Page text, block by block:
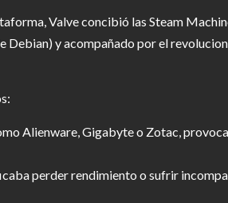
Valve concibió las Steam
Debian) y acompañado por el
Alienware, Gigabyte o Zotac,
perder rendimiento o sufrir